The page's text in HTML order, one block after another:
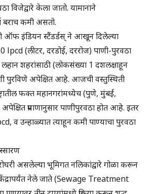
विजेद्वारे केला जातो. यामानाने
बराच कमी असतो.
ऑफ इंडियन स्टैंडर्डस् ने आखून दिलेल्या
lpcd (लीटर, दरडोई, दररोज) पाणी-पुरवठा
शहरांसाठी (लोकसंख्या 1 दशलक्षाहून
पुरविणे अपेक्षित आहे. आजची वस्तुस्थिती
फक्त महानगरांमध्येच (पुणे, मुंबई,
प्रमाणानुसार पाणीपुरवठा होत आहे. इतर
व उन्हाळ्यात त्याहून कमी पाण्याचा पुरवठा
असलेल्या भूमिगत नलिकांद्वारे गोळा करून
नेले जाते (Sewage Treatment